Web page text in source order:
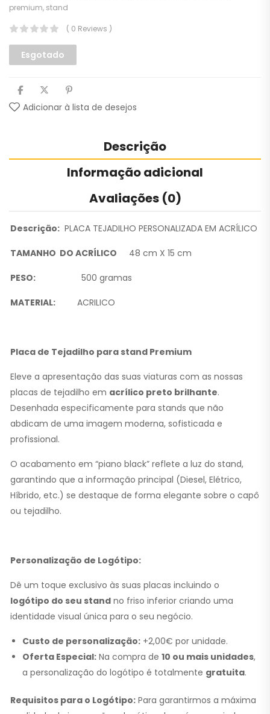
premium, stand
( 0 Reviews )
Esgotado
Adicionar à lista de desejos
Descrição
Informação adicional
Avaliações (0)
Descrição: PLACA TEJADILHO PERSONALIZADA EM ACRÍLICO
TAMANHO DO ACRÍLICO 48 cm X 15 cm
PESO: 500 gramas
MATERIAL: ACRILICO
Placa de Tejadilho para stand Premium
Eleve a apresentação das suas viaturas com as nossas
placas de tejadilho em acrílico preto brilhante.
Desenhada especificamente para stands que não
abdicam de uma imagem moderna, sofisticada e
profissional.
O acabamento em “piano black” reflete a luz do stand,
garantindo que a informação principal (Diesel, Elétrico,
Híbrido, etc.) se destaque de forma elegante sobre o capô
ou tejadilho.
Personalização de Logótipo:
Dê um toque exclusivo às suas placas incluindo o
logótipo do seu stand no friso inferior criando uma
identidade visual única para o seu negócio.
Custo de personalização: +2,00€ por unidade.
Oferta Especial: Na compra de 10 ou mais unidades,
a personalização do logótipo é totalmente gratuita.
Requisitos para o Logótipo: Para garantirmos a máxima